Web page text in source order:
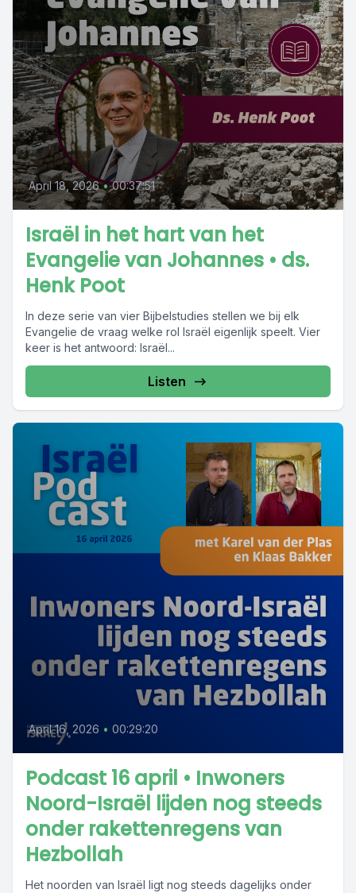
April 18, 2026 • 00:37:51
Israël in het hart van het
Evangelie van Johannes • ds.
Henk Poot
In deze serie van vier Bijbelstudies stellen we bij elk
Evangelie de vraag welke rol Israël eigenlijk speelt. Vier
keer is het antwoord: Israël...
Listen
April 16, 2026 • 00:29:20
Podcast 16 april • Inwoners
Noord-Israël lijden nog steeds
onder rakettenregens van
Hezbollah
Het noorden van Israël ligt nog steeds dagelijks onder